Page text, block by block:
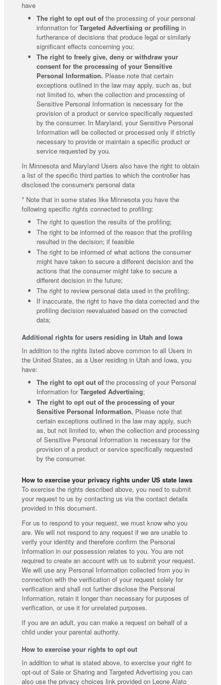
have
The right to opt out of the processing of your personal
information forTargeted Advertising or profiling in
furtherance of decisions that produce legal or similarly
significant effects concerning you;
The right to freely give, deny or withdraw your
consent for the processing of your Sensitive
Personal Information. Please note that certain
exceptions outlined in the law may apply, such as, but
not limited to, when the collection and processing of
Sensitive Personal Information is necessary for the
provision of a product or service specifically requested
by the consumer. In Maryland, your Sensitive Personal
Information will be collected or processed only if strictly
necessary to provide or maintain a specific product or
service requested by you.
In Minnesota and Maryland Users also have the right to obtain
a list of the specific third parties to which the controller has
disclosed the consumer's personal data
* Note that in some states like Minnesota you have the
following specific rights connected to profiling:
The right to question the results of the profiling;
The right to be informed of the reason that the profiling
resulted in the decision; if feasible
The right to be informed of what actions the consumer
might have taken to secure a different decision and the
actions that the consumer might take to secure a
different decision in the future;
The right to review personal data used in the profiling;
If inaccurate, the right to have the data corrected and the
profiling decision reevaluated based on the corrected
data;
Additional rights for users residing in Utah and Iowa
In addition to the rights listed above common to all Users in
the United States, as a User residing in Utah and Iowa, you
have:
The right to opt out of the processing of your Personal
Information forTargeted Advertising;
The right to opt out of the processing of your
Sensitive Personal Information. Please note that
certain exceptions outlined in the law may apply, such
as, but not limited to, when the collection and processing
of Sensitive Personal Information is necessary for the
provision of a product or service specifically requested
by the consumer.
How to exercise your privacy rights under US state laws
To exercise the rights described above, you need to submit
your request to us by contacting us via the contact details
provided in this document.
For us to respond to your request, we must know who you
are. We will not respond to any request if we are unable to
verify your identity and therefore confirm the Personal
Information in our possession relates to you. You are not
required to create an account with us to submit your request.
We will use any Personal Information collected from you in
connection with the verification of your request solely for
verification and shall not further disclose the Personal
Information, retain it longer than necessary for purposes of
verification, or use it for unrelated purposes.
If you are an adult, you can make a request on behalf of a
child under your parental authority.
How to exercise your rights to opt out
In addition to what is stated above, to exercise your right to
opt-out of Sale or Sharing and Targeted Advertising you can
also use the privacy choices link provided on Leone Alato